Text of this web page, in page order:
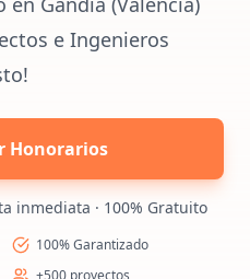
e Ingenieros
Honorarios
inmediata · 100% Gratuito
100% Garantizado
+500 proyectos